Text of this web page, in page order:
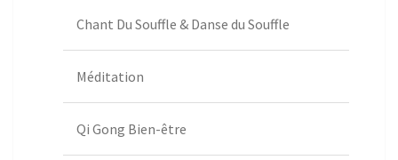
Chant Du Souffle & Danse du Souffle
Méditation
Qi Gong Bien-être